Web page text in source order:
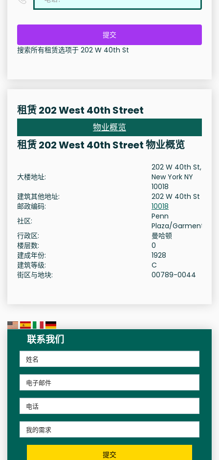
提交
搜索所有租赁选项于 202 W 40th St
租赁 202 West 40th Street
物业概览
租赁 202 West 40th Street 物业概览
大楼地址:
202 W 40th St,
New York NY
10018
建筑其他地址:
202 W 40th St
邮政编码:
10018
社区:
Penn
Plaza/Garment
行政区:
曼哈顿
楼层数:
0
建成年份:
1928
建筑等级:
C
街区与地块:
00789-0044
联系我们
提交